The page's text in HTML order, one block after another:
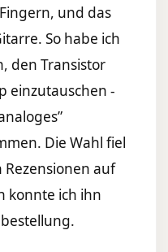
und das
So habe ich
den Transistor
einzutauschen -
Die Wahl fiel
auf
konnte ich ihn